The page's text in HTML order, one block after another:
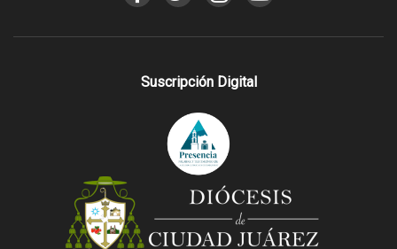
Suscripción Digital